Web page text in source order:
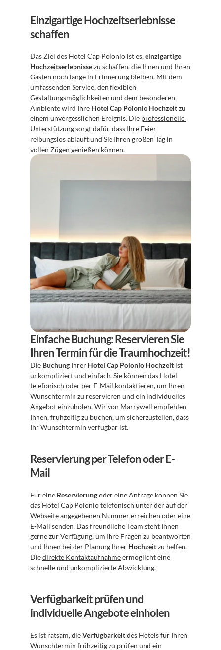
Einzigartige Hochzeitserlebnisse
schaffen
Das Ziel des Hotel Cap Polonio ist es, einzigartige
Hochzeitserlebnisse zu schaffen, die Ihnen und Ihren
Gästen noch lange in Erinnerung bleiben. Mit dem
umfassenden Service, den flexiblen
Gestaltungsmöglichkeiten und dem besonderen
Ambiente wird Ihre Hotel Cap Polonio Hochzeit zu
einem unvergesslichen Ereignis. Die professionelle
Unterstützung sorgt dafür, dass Ihre Feier
reibungslos abläuft und Sie Ihren großen Tag in
vollen Zügen genießen können.
Einfache Buchung: Reservieren Sie
Ihren Termin für die Traumhochzeit!
Die Buchung Ihrer Hotel Cap Polonio Hochzeit ist
unkompliziert und einfach. Sie können das Hotel
telefonisch oder per E-Mail kontaktieren, um Ihren
Wunschtermin zu reservieren und ein individuelles
Angebot einzuholen. Wir von Marrywell empfehlen
Ihnen, frühzeitig zu buchen, um sicherzustellen, dass
Ihr Wunschtermin verfügbar ist.
Reservierung per Telefon oder E-
Mail
Für eine Reservierung oder eine Anfrage können Sie
Webseite angegebenen Nummer erreichen oder eine
E-Mail senden. Das freundliche Team steht Ihnen
gerne zur Verfügung, um Ihre Fragen zu beantworten
und Ihnen bei der Planung Ihrer Hochzeit zu helfen.
Die direkte Kontaktaufnahme ermöglicht eine
schnelle und unkomplizierte Abwicklung.
Verfügbarkeit prüfen und
individuelle Angebote einholen
Es ist ratsam, die Verfügbarkeit des Hotels für Ihren
Wunschtermin frühzeitig zu prüfen und ein